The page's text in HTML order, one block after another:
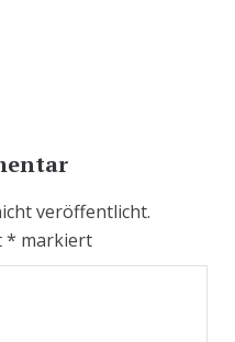
veröffentlicht.
* markiert